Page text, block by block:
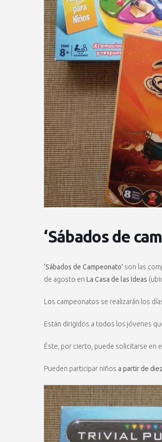
‘Sábados de
‘Sábados de Campeonato’ son las
de agosto en La Casa de las Ideas
Los campeonatos se realizarán los
Están dirigidos a todos los jóvenes
Éste, por cierto, puede solicitarse en
Pueden participar niños a partir de